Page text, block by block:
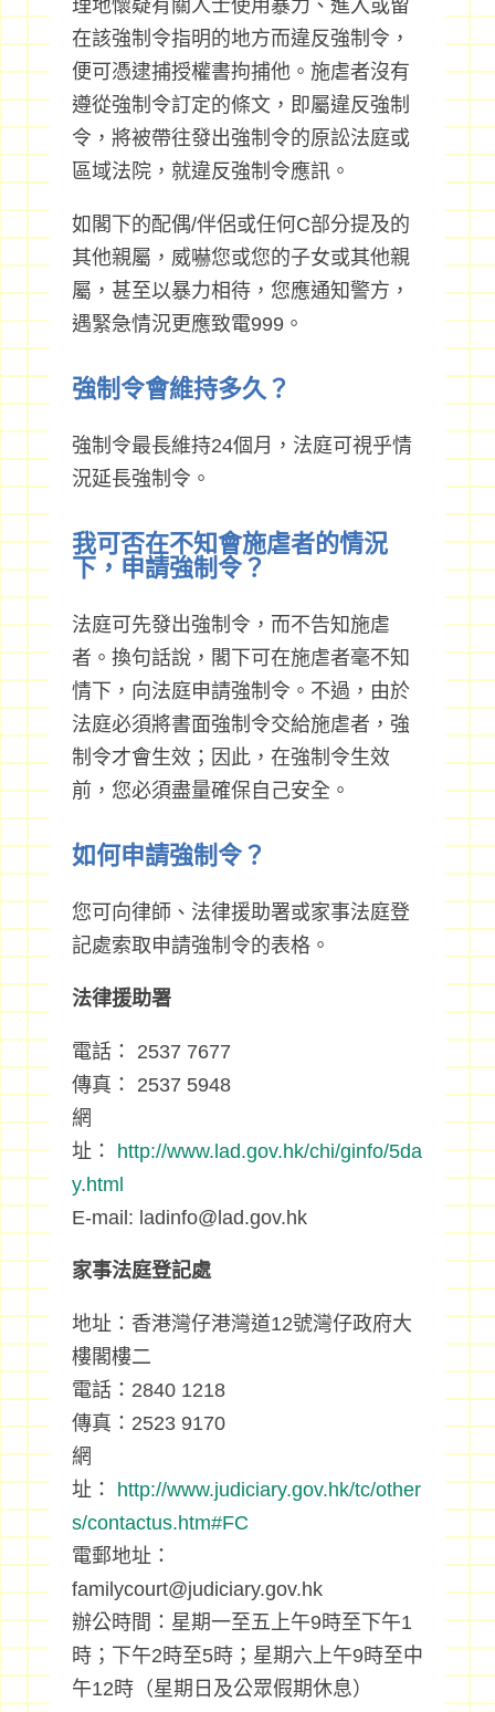
理地懷疑有關人士使用暴力、進入或留
在該強制令指明的地方而違反強制令，
便可憑逮捕授權書拘捕他。施虐者沒有
遵從強制令訂定的條文，即屬違反強制
令，將被帶往發出強制令的原訟法庭或
區域法院，就違反強制令應訊。
如閣下的配偶/伴侶或任何C部分提及的
其他親屬，威嚇您或您的子女或其他親
屬，甚至以暴力相待，您應通知警方，
遇緊急情況更應致電999。
強制令會維持多久？
強制令最長維持24個月，法庭可視乎情
況延長強制令。
我可否在不知會施虐者的情況
下，申請強制令？
法庭可先發出強制令，而不告知施虐
者。換句話說，閣下可在施虐者毫不知
情下，向法庭申請強制令。不過，由於
法庭必須將書面強制令交給施虐者，強
制令才會生效；因此，在強制令生效
前，您必須盡量確保自己安全。
如何申請強制令？
您可向律師、法律援助署或家事法庭登
記處索取申請強制令的表格。
法律援助署
電話： 2537 7677
傳真： 2537 5948
網
址：
http://www.lad.gov.hk/chi/ginfo/5da
y.html
E-mail: ladinfo@lad.gov.hk
家事法庭登記處
地址：香港灣仔港灣道12號灣仔政府大
樓閣樓二
電話：2840 1218
傳真：2523 9170
網
址：
http://www.judiciary.gov.hk/tc/other
s/contactus.htm#FC
電郵地址：
familycourt@judiciary.gov.hk
辦公時間：星期一至五上午9時至下午1
時；下午2時至5時；星期六上午9時至中
午12時（星期日及公眾假期休息）